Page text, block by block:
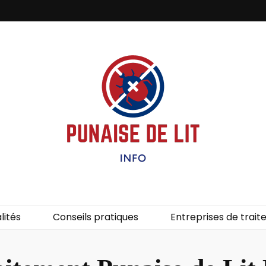
Conseils pratiques Entreprises de